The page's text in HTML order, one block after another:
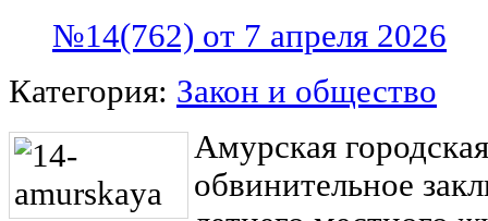
№14(762) от 7 апреля 2026
Категория: Закон и общество
Амурская
обвинительное